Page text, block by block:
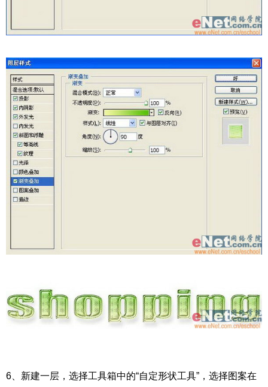
6、新建一层，选择工具箱中的“自定形状工具”，选择图案在